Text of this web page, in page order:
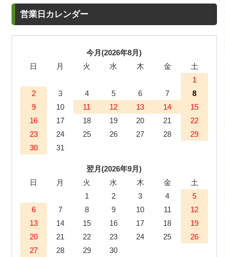
営業日カレンダー
今月(2026年8月)
日
月 火 水 木 金
土
1
2
3 4 5 6 7
8
9
10 11 12 13 14
15
16
17 18 19 20 21
22
23
24 25 26 27 28
29
30
31
翌月(2026年9月)
日
月 火 水 木 金
土
1
2 3 4
5
6
7 8 9 10 11
12
13
14 15 16 17 18
19
20
21 22 23 24 25
26
27
28 29 30